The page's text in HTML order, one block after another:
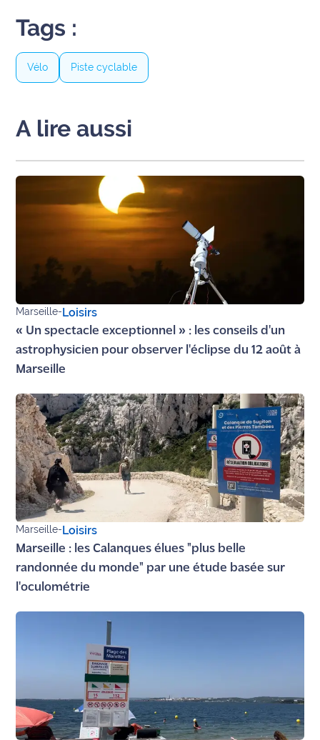
Archives
Tags :
Vélo Piste cyclable
A lire aussi
Marseille-Loisirs
« Un spectacle exceptionnel » : les conseils d'un
astrophysicien pour observer l'éclipse du 12 août à
Marseille
Marseille-Loisirs
Marseille : les Calanques élues "plus belle
randonnée du monde" par une étude basée sur
l'oculométrie